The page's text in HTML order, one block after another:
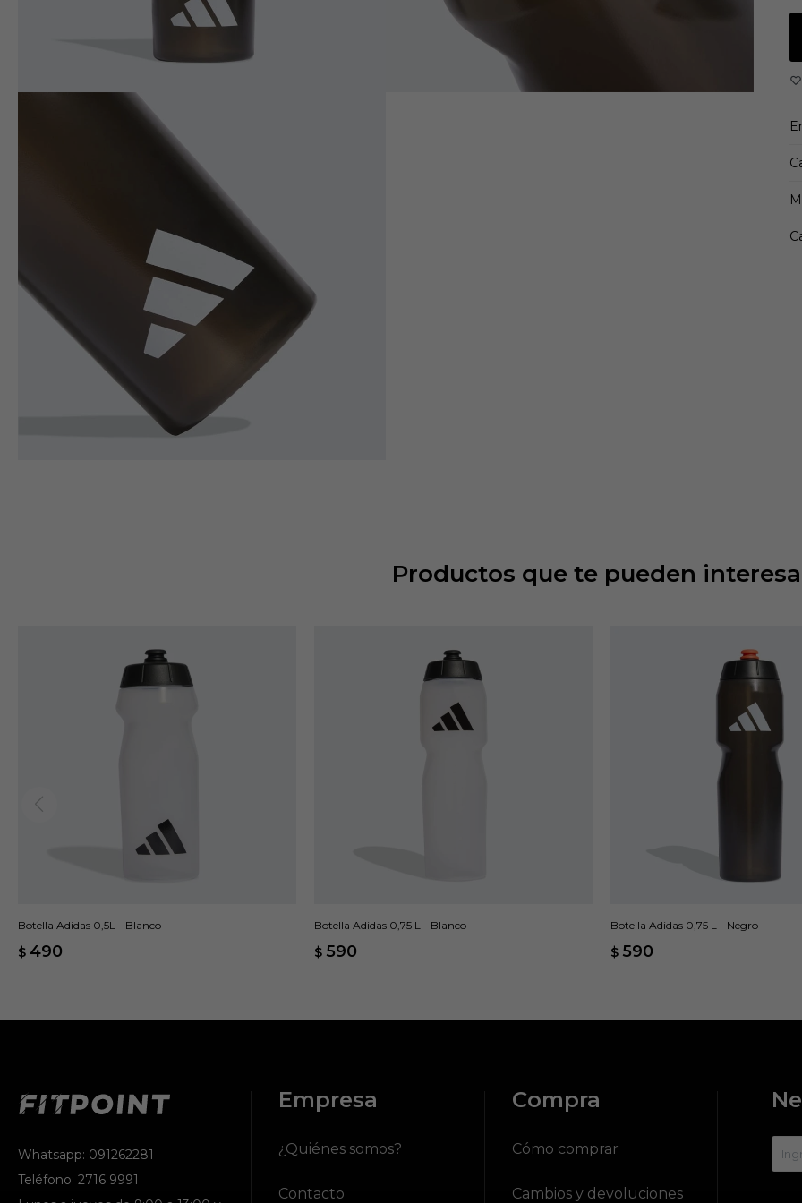
Productos que te pueden
Botella Adidas 0,5L - Blanco
$ 490
Botella Adidas 0,75 L - Blanco
$ 590
Botella Adidas 0,75 L - Negro
$ 590
Whatsapp: 091262281
Teléfono: 2716 9991
Empresa
¿Quiénes somos?
Contacto
Compra
Cómo comprar
Cambios y devoluciones